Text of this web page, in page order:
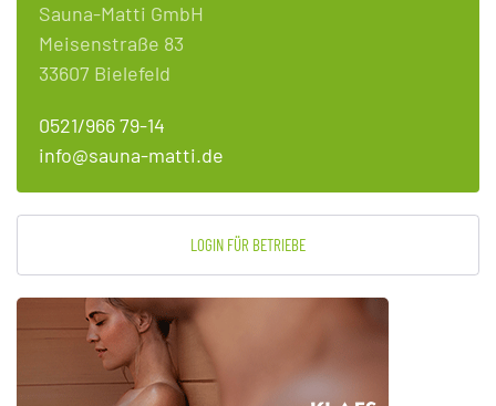
Sauna-Matti GmbH
Meisenstraße 83
33607 Bielefeld
0521/966 79-14
info@sauna-matti.de
LOGIN FÜR BETRIEBE